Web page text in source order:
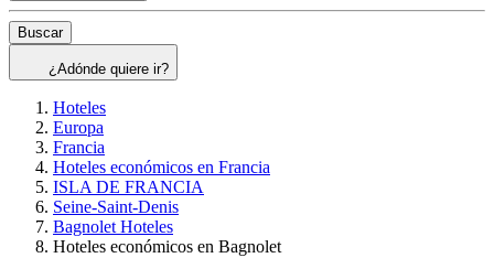
Buscar
¿Adónde quiere ir?
Hoteles
Europa
Francia
Hoteles económicos en Francia
ISLA DE FRANCIA
Seine-Saint-Denis
Bagnolet Hoteles
Hoteles económicos en Bagnolet